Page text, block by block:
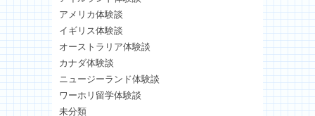
アメリカ体験談
イギリス体験談
オーストラリア体験談
カナダ体験談
ニュージーランド体験談
ワーホリ留学体験談
未分類